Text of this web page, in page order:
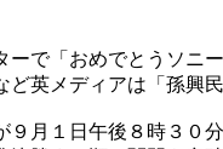
で「おめでとうソ
英メディアは「孫興
月１日午後８時３